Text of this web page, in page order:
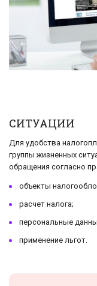
СИТУАЦИИ
Для удобства
группы жизненных
обращения согласно
объекты
расчет налога;
персональные
применение льгот.